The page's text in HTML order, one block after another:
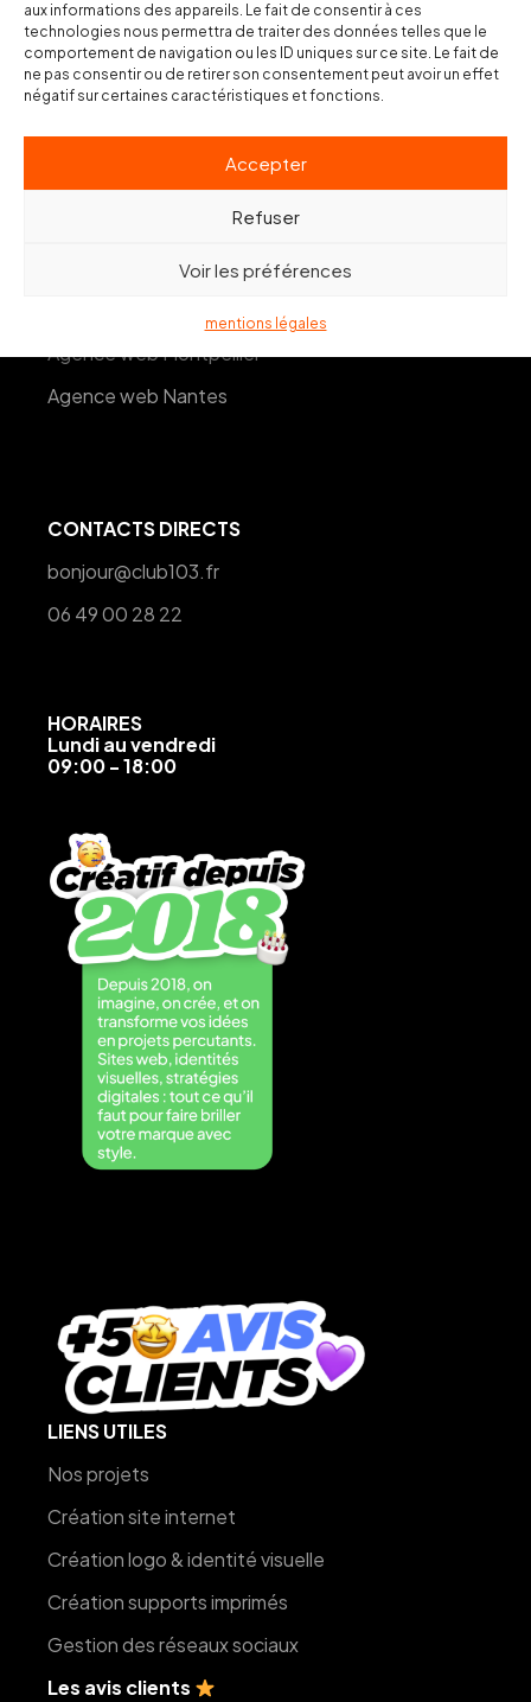
aux informations des appareils. Le fait de consentir à ces
technologies nous permettra de traiter des données telles que le
comportement de navigation ou les ID uniques sur ce site. Le fait de
ne pas consentir ou de retirer son consentement peut avoir un effet
négatif sur certaines caractéristiques et fonctions.
Accepter
Refuser
Voir les préférences
mentions légales
Agence web Toulon
Agence web Hyères-les-Palmiers
Agence web Marseille
Agence web Bordeaux
Agence web Lille
Agence web Montpellier
Agence web Nantes
CONTACTS DIRECTS
bonjour@club103.fr
06 49 00 28 22
HORAIRES
Lundi au vendredi
09:00 - 18:00
LIENS UTILES
Nos projets
Création site internet
Création logo & identité visuelle
Création supports imprimés
Gestion des réseaux sociaux
Les avis clients